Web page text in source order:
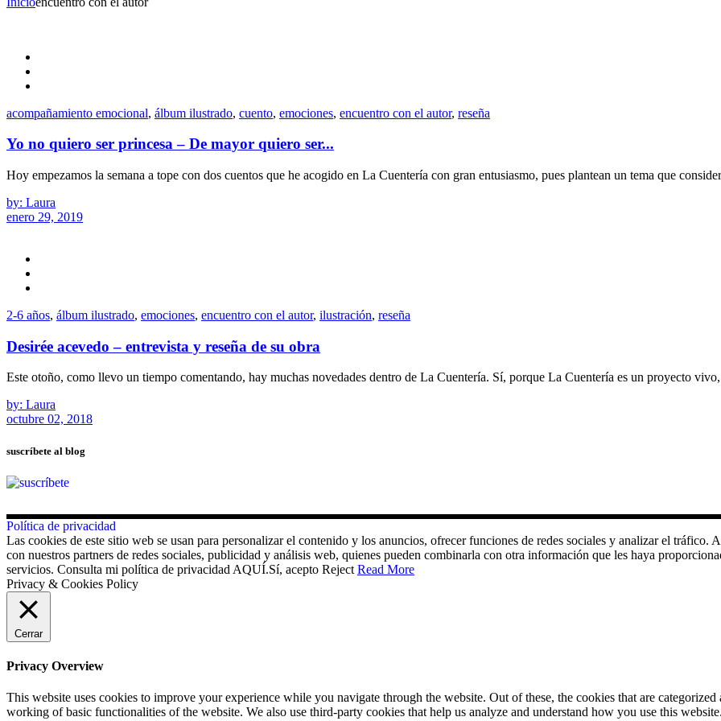
acompañamiento emocional, álbum ilustrado, cuento, emociones, encuentro con el autor, reseña
Yo no quiero ser princesa – De mayor quiero ser...
Hoy empezamos la semana a tope con dos cuentos que he acogido en La Cuentería con gran entusiasmo, pues plantean un tema que
by: Laura
enero 29, 2019
2-6 años, álbum ilustrado, emociones, encuentro con el autor, ilustración, reseña
Desirée acevedo – entrevista y reseña de su obra
Este otoño, como llevo un tiempo comentando, hay muchas novedades dentro de La Cuentería. Sí, porque La Cuentería es un proyecto
by: Laura
octubre 02, 2018
suscríbete al blog
Política de privacidad
Las cookies de este sitio web se usan para personalizar el contenido y los anuncios, ofrecer funciones de redes sociales y analizar el
con nuestros partners de redes sociales, publicidad y análisis web, quienes pueden combinarla con otra información que les haya
servicios. Consulta mi política de privacidad AQUÍ.Sí, acepto Reject Read More
Privacy & Cookies Policy
Cerrar
Privacy Overview
This website uses cookies to improve your experience while you navigate through the website. Out of these, the cookies that are categorized
working of basic functionalities of the website. We also use third-party cookies that help us analyze and understand how you use this